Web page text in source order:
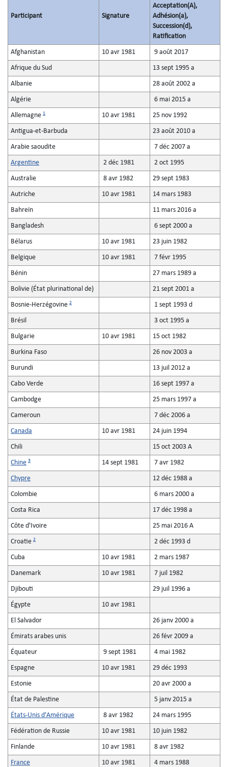
Participant Signature
Acceptation(A),
Adhésion(a),
Succession(d),
Ratification
Afghanistan 10 avr 1981 9 août 2017
Afrique du Sud 13 sept 1995 a
Albanie 28 août 2002 a
Algérie 6 mai 2015 a
Allemagne 1 10 avr 1981 25 nov 1992
Antigua-et-Barbuda 23 août 2010 a
Arabie saoudite 7 déc 2007 a
Argentine 2 déc 1981 2 oct 1995
Australie 8 avr 1982 29 sept 1983
Autriche 10 avr 1981 14 mars 1983
Bahreïn 11 mars 2016 a
Bangladesh 6 sept 2000 a
Bélarus 10 avr 1981 23 juin 1982
Belgique 10 avr 1981 7 févr 1995
Bénin 27 mars 1989 a
Bolivie (État plurinational de) 21 sept 2001 a
Bosnie-Herzégovine 2 1 sept 1993 d
Brésil 3 oct 1995 a
Bulgarie 10 avr 1981 15 oct 1982
Burkina Faso 26 nov 2003 a
Burundi 13 juil 2012 a
Cabo Verde 16 sept 1997 a
Cambodge 25 mars 1997 a
Cameroun 7 déc 2006 a
Canada 10 avr 1981 24 juin 1994
Chili 15 oct 2003 A
Chine 3 14 sept 1981 7 avr 1982
Chypre 12 déc 1988 a
Colombie 6 mars 2000 a
Costa Rica 17 déc 1998 a
Côte d'Ivoire 25 mai 2016 A
Croatie 2 2 déc 1993 d
Cuba 10 avr 1981 2 mars 1987
Danemark 10 avr 1981 7 juil 1982
Djibouti 29 juil 1996 a
Égypte 10 avr 1981
El Salvador 26 janv 2000 a
Émirats arabes unis 26 févr 2009 a
Équateur 9 sept 1981 4 mai 1982
Espagne 10 avr 1981 29 déc 1993
Estonie 20 avr 2000 a
État de Palestine 5 janv 2015 a
États-Unis d'Amérique 8 avr 1982 24 mars 1995
Fédération de Russie 10 avr 1981 10 juin 1982
Finlande 10 avr 1981 8 avr 1982
France 10 avr 1981 4 mars 1988